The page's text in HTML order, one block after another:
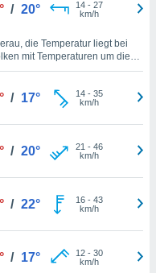
/ 20° 14- 27
km/h
die Temperatur liegt bei
mit Temperaturen um die
erwartet, sonnig. Wind aus
/ 17° 14- 35
km/h
/ 20° 21 - 46
km/h
/ 22° 16- 43
km/h
/ 17° 12- 30
km/h